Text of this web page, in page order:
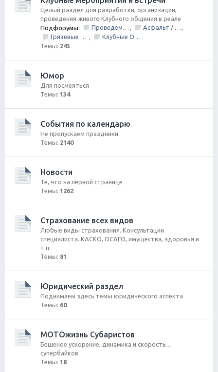
Целый раздел для разработки, организации,
проведения живого Клубного общения в реале
Подфорумы:
Проведем День Рождения Клуба, ВМЕСТЕ! , Асфальт / Грунт Покатушки
,
Грязевые покатушки/ Оффроуд
,
Клубные Ориентирования
Темы: 243
Юмор
Для посмеяться
Темы: 134
События по календарю
Не пропускаем праздники
Темы: 2140
Новости
Те, что на первой странице
Темы: 1262
Страхование всех видов
Любые виды страхования. Консультации
специалиста. КАСКО, ОСАГО, имущества, здоровья и
т.п.
Темы: 81
Юридический раздел
Поднимаем здесь темы юридического аспекта
Темы: 60
МОТОжизнь Субаристов
Бешеное ускорение, динамика и скорость...
супербайков
Темы: 18